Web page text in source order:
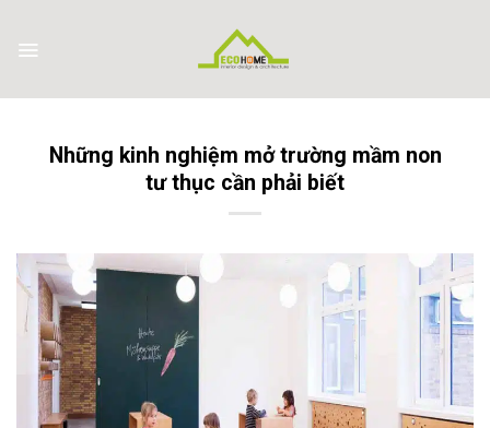
content
Những kinh nghiệm mở trường mầm non
tư thục cần phải biết